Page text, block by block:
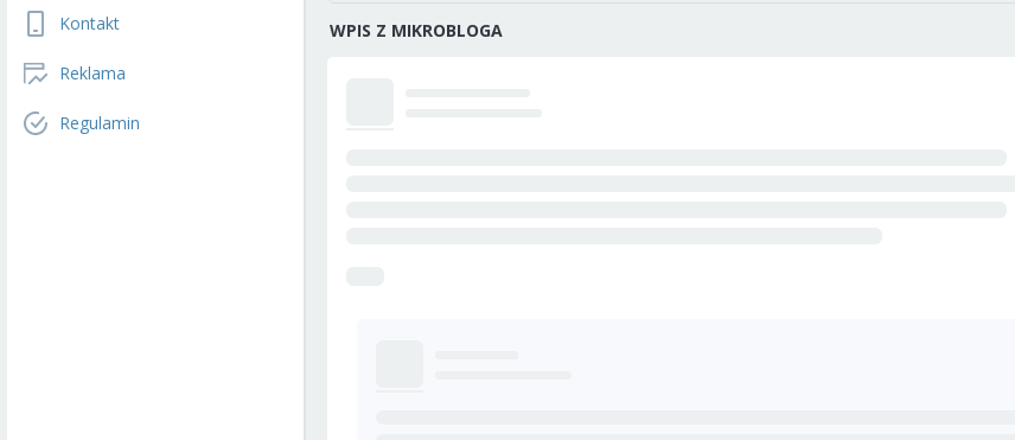
Kontakt
Reklama
Regulamin
WPIS Z MIKROBLOGA